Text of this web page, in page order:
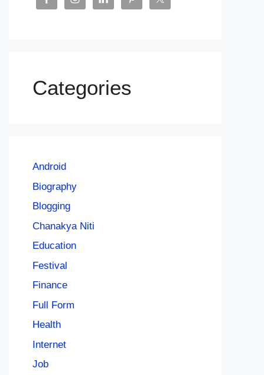
Categories
Android
Biography
Blogging
Chanakya Niti
Education
Festival
Finance
Full Form
Health
Internet
Job